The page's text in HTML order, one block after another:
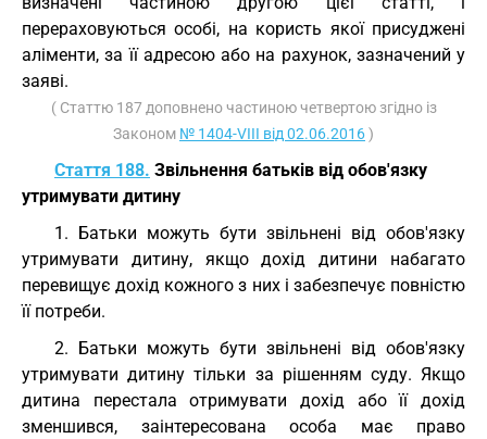
перераховуються особі, на користь якої присуджені
аліменти, за її адресою або на рахунок, зазначений у
заяві.
( Статтю 187 доповнено частиною четвертою згідно із
Законом № 1404-VIII від 02.06.2016)
Стаття 188. Звільнення батьків від обов'язку
утримувати дитину
1. Батьки можуть бути звільнені від обов'язку
утримувати дитину, якщо дохід дитини набагато
перевищує дохід кожного з них і забезпечує повністю
її потреби.
2. Батьки можуть бути звільнені від обов'язку
утримувати дитину тільки за рішенням суду. Якщо
дитина перестала отримувати дохід або її дохід
зменшився, заінтересована особа має право